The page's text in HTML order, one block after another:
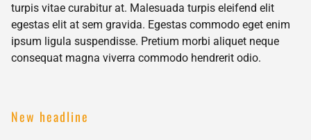
turpis vitae curabitur at. Malesuada turpis eleifend elit
egestas elit at sem gravida. Egestas commodo eget enim
ipsum ligula suspendisse. Pretium morbi aliquet neque
consequat magna viverra commodo hendrerit odio.
New headline